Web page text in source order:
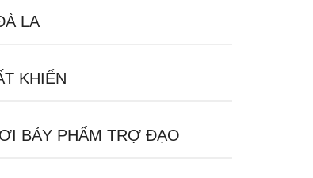
LA
KHIỂN
BẢY PHẨM TRỢ ĐẠO